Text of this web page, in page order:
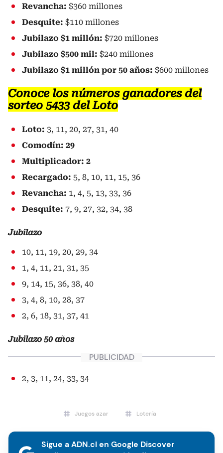
Revancha: $360 millones
Desquite: $110 millones
Jubilazo $1 millón: $720 millones
Jubilazo $500 mil: $240 millones
Jubilazo $1 millón por 50 años: $600 millones
Conoce los números ganadores del
sorteo 5433 del Loto
Loto: 3, 11, 20, 27, 31, 40
Comodín: 29
Multiplicador: 2
Recargado: 5, 8, 10, 11, 15, 36
Revancha: 1, 4, 5, 13, 33, 36
Desquite: 7, 9, 27, 32, 34, 38
Jubilazo
10, 11, 19, 20, 29, 34
1, 4, 11, 21, 31, 35
9, 14, 15, 36, 38, 40
3, 4, 8, 10, 28, 37
2, 6, 18, 31, 37, 41
Jubilazo 50 años
2, 3, 11, 24, 33, 34
Juegos azar Lotería
Sigue a ADN.cl en Google Discover